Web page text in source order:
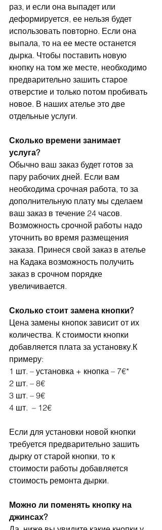
раз, и если она выпадет или
деформируется, ее нельзя будет
использовать повторно. Если она
выпала, то на ее месте останется
дырка. Чтобы поставить новую
кнопку на том же месте, необходимо
предварительно зашить старое
отверстие и только потом пробивать
новое. В наших ателье это две
отдельные услуги.
Сколько времени занимает
услуга?
Обычно ваш заказ будет готов за
пару рабочих дней. Если вам
необходима срочная работа, то за
дополнительную плату мы сделаем
ваш заказ в течение 24 часов.
Возможность срочной работы надо
уточнить во время размещения
заказа. Принеся свой заказ в ателье
на Кадака возможность получить
заказ в срочном порядке
увеличивается.
Сколько стоит замена кнопки?
Цена замены кнопок зависит от их
количества. К стоимости кнопки
добавляется плата за установку.К
примеру:
1 шт. – установка + кнопка – 7€*
2 шт. – 8€
3 шт. – 9€
4 шт.  – 12€
Если для установки новой кнопки
требуется предварительно зашить
дырку от старой кнопки, то к
стоимости работы добавляется
стоимость ремонта дырки.
Можно ли поменять кнопку на
джинсах?